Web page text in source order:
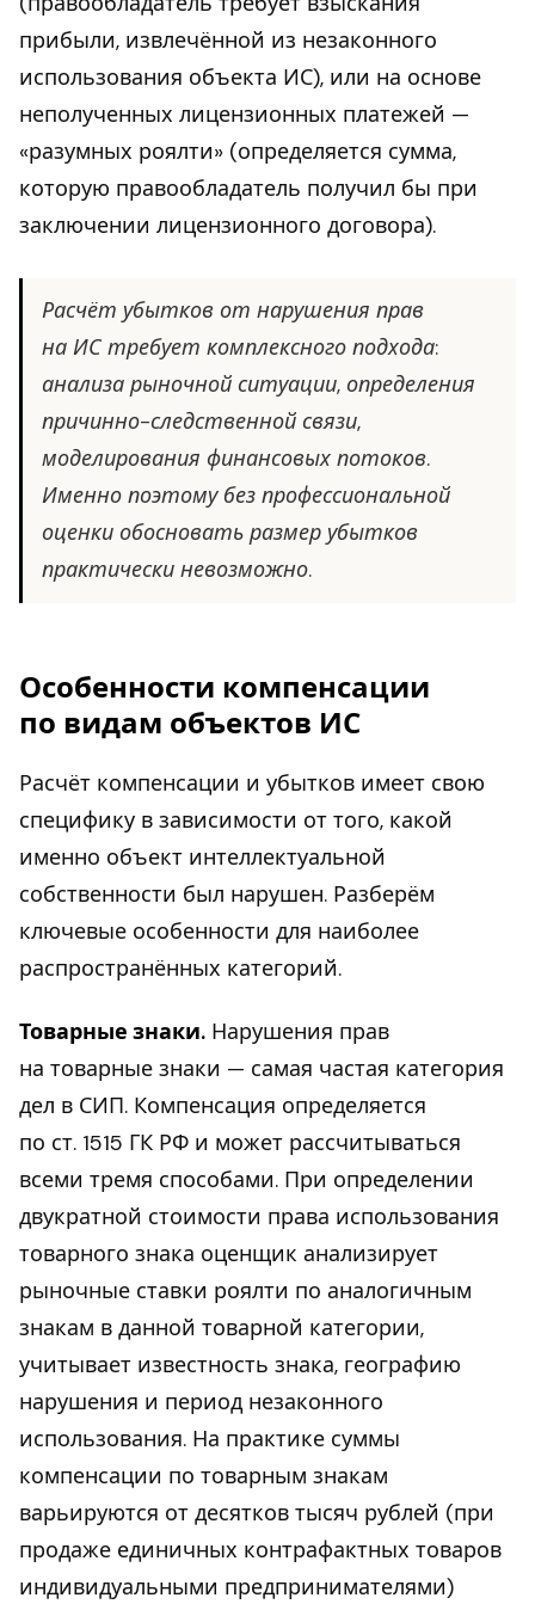
прибыли, извлечённой из незаконного
использования объекта ИС), или на основе
неполученных лицензионных платежей —
«разумных роялти» (определяется сумма,
которую правообладатель получил бы при
заключении лицензионного договора).
Расчёт убытков от нарушения прав
на ИС требует комплексного подхода:
анализа рыночной ситуации, определения
причинно-следственной связи,
моделирования финансовых потоков.
Именно поэтому без профессиональной
оценки обосновать размер убытков
практически невозможно.
Особенности компенсации
по видам объектов ИС
Расчёт компенсации и убытков имеет свою
специфику в зависимости от того, какой
именно объект интеллектуальной
собственности был нарушен. Разберём
ключевые особенности для наиболее
распространённых категорий.
Товарные знаки. Нарушения прав
на товарные знаки — самая частая категория
дел в СИП. Компенсация определяется
по ст. 1515 ГК РФ и может рассчитываться
всеми тремя способами. При определении
двукратной стоимости права использования
товарного знака оценщик анализирует
рыночные ставки роялти по аналогичным
знакам в данной товарной категории,
учитывает известность знака, географию
нарушения и период незаконного
использования. На практике суммы
компенсации по товарным знакам
варьируются от десятков тысяч рублей (при
продаже единичных контрафактных товаров
индивидуальными предпринимателями)